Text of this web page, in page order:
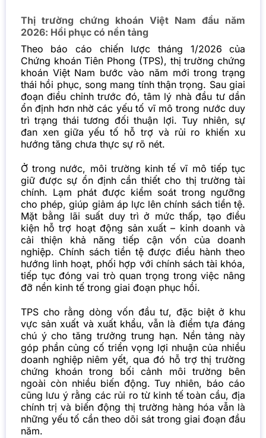
Thị trường chứng khoán Việt Nam đầu năm
2026: Hồi phục có nền tảng
Theo báo cáo chiến lược tháng 1/2026 của
Chứng khoán Tiên Phong (TPS), thị trường chứng
khoán Việt Nam bước vào năm mới trong trạng
thái hồi phục, song mang tính thận trọng. Sau giai
đoạn điều chỉnh trước đó, tâm lý nhà đầu tư dần
ổn định hơn nhờ các yếu tố vĩ mô trong nước duy
trì trạng thái tương đối thuận lợi. Tuy nhiên, sự
đan xen giữa yếu tố hỗ trợ và rủi ro khiến xu
hướng tăng chưa thực sự rõ nét.
Ở trong nước, môi trường kinh tế vĩ mô tiếp tục
giữ được sự ổn định cần thiết cho thị trường tài
chính. Lạm phát được kiểm soát trong ngưỡng
cho phép, giúp giảm áp lực lên chính sách tiền tệ.
Mặt bằng lãi suất duy trì ở mức thấp, tạo điều
kiện hỗ trợ hoạt động sản xuất – kinh doanh và
cải thiện khả năng tiếp cận vốn của doanh
nghiệp. Chính sách tiền tệ được điều hành theo
hướng linh hoạt, phối hợp với chính sách tài khóa,
tiếp tục đóng vai trò quan trọng trong việc nâng
đỡ nền kinh tế trong giai đoạn phục hồi.
TPS cho rằng dòng vốn đầu tư, đặc biệt ở khu
vực sản xuất và xuất khẩu, vẫn là điểm tựa đáng
chú ý cho tăng trưởng trung hạn. Nền tảng này
góp phần củng cố triển vọng lợi nhuận của nhiều
doanh nghiệp niêm yết, qua đó hỗ trợ thị trường
chứng khoán trong bối cảnh môi trường bên
ngoài còn nhiều biến động. Tuy nhiên, báo cáo
cũng lưu ý rằng các rủi ro từ kinh tế toàn cầu, địa
chính trị và biến động thị trường hàng hóa vẫn là
những yếu tố cần theo dõi sát trong giai đoạn đầu
năm.